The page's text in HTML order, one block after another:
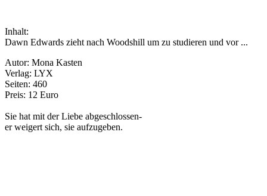
Inhalt:
Dawn Edwards zieht nach Woodshill um zu studieren und vor ...
Autor: Mona Kasten
Verlag: LYX
Seiten: 460
Preis: 12 Euro
Sie hat mit der Liebe abgeschlossen-
er weigert sich, sie aufzugeben.